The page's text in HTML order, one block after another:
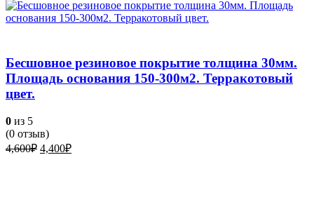
Бесшовное резиновое покрытие толщина 30мм.
Площадь основания 150-300м2. Терракотовый
цвет.
0 из 5
(0 отзыв)
4,600₽ Первоначальная
4,400₽Текущая